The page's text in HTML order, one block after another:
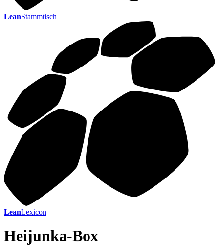
LeanStammtisch
LeanLexicon
Heijunka-Box